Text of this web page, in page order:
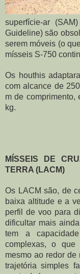
superfície-ar
Guideline) são
serem móveis (o
mísseis S-750
Os houthis
com alcance de
m de comprimento,
kg.
MÍSSEIS DE
TERRA (LACM)
Os LACM são, de
baixa altitude e a
perfil de voo para
dificultar mais
tem a
complexas, o que
mesmo ao redor
trajetória simples